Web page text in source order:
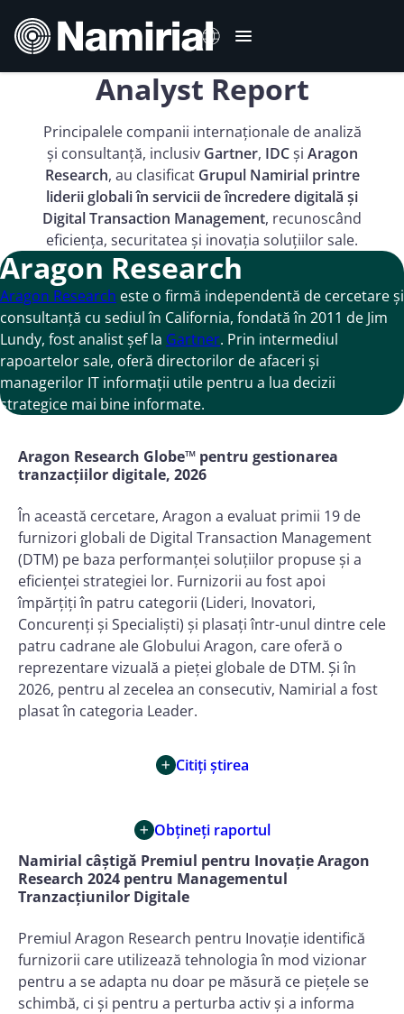
conținut
Italiano
English
Deutsch
Français
Español
Português
Analyst Report
Principalele companii internaționale de analiză
și consultanță, inclusiv Gartner, IDCși Aragon
Research, au clasificat Grupul Namirial printre
liderii globali în servicii de încredere digitală și
Digital Transaction Management, recunoscând
eficiența, securitatea și inovația soluțiilor sale.
Aragon Research
Aragon Research este o firmă independentă de cercetare și
consultanță cu sediul în California, fondată în 2011 de Jim
Lundy, fost analist șef la Gartner. Prin intermediul
rapoartelor sale, oferă directorilor de afaceri și
managerilor IT informații utile pentru a lua decizii
strategice mai bine informate.
Aragon Research Globe™ pentru gestionarea
tranzacțiilor digitale, 2026
În această cercetare, Aragon a evaluat primii 19 de
furnizori globali de Digital Transaction Management
(DTM) pe baza performanței soluțiilor propuse și a
eficienței strategiei lor. Furnizorii au fost apoi
împărțiți în patru categorii (Lideri, Inovatori,
Concurenți și Specialiști) și plasați într-unul dintre cele
patru cadrane ale Globului Aragon, care oferă o
reprezentare vizuală a pieței globale de DTM. Și în
2026, pentru al zecelea an consecutiv, Namirial a fost
plasat în categoria Leader.
Citiți știrea
Obțineți raportul
Namirial câștigă Premiul pentru Inovație Aragon
Research 2024 pentru Managementul
Tranzacțiunilor Digitale
Premiul Aragon Research pentru Inovație identifică
furnizorii care utilizează tehnologia în mod vizionar
pentru a se adapta nu doar pe măsură ce piețele se
schimbă, ci și pentru a perturba activ și a informa